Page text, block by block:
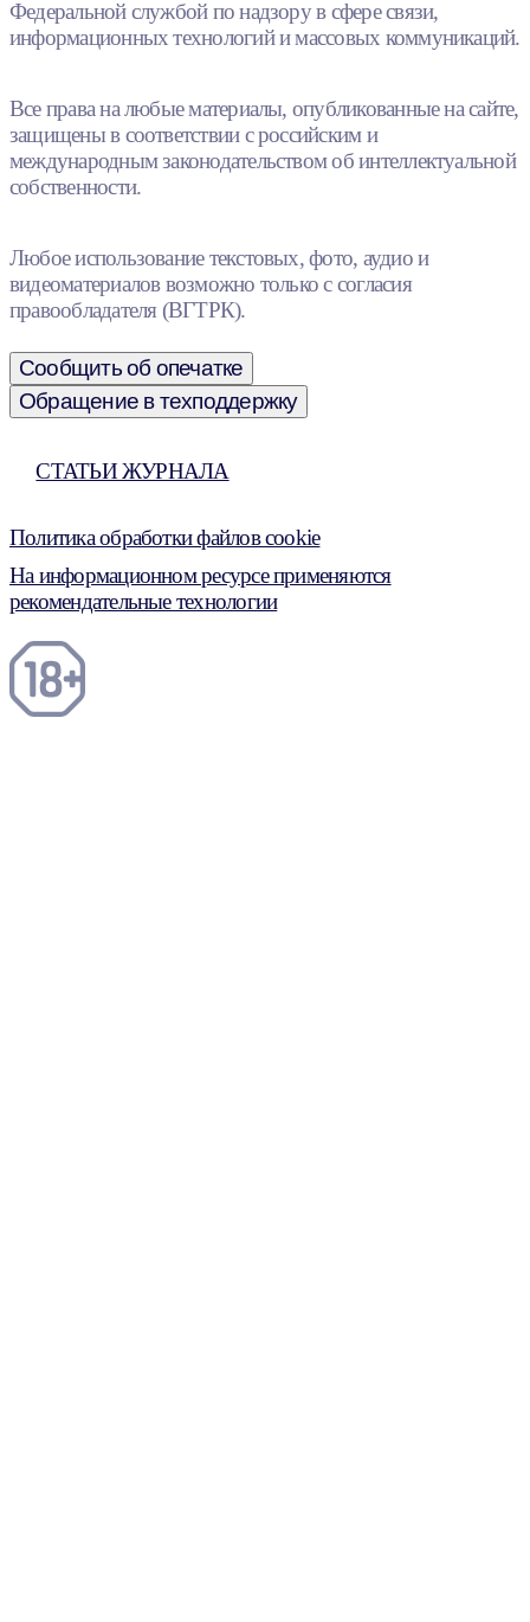
Федеральной службой по надзору в сфере связи,
информационных технологий и массовых коммуникаций.
Все права на любые материалы, опубликованные на сайте,
защищены в соответствии с российским и
международным законодательством об интеллектуальной
собственности.
Любое использование текстовых, фото, аудио и
видеоматериалов возможно только с согласия
правообладателя (ВГТРК).
Сообщить об опечатке
Обращение в техподдержку
СТАТЬИ ЖУРНАЛА
Политика обработки файлов cookie
На информационном ресурсе применяются
рекомендательные технологии